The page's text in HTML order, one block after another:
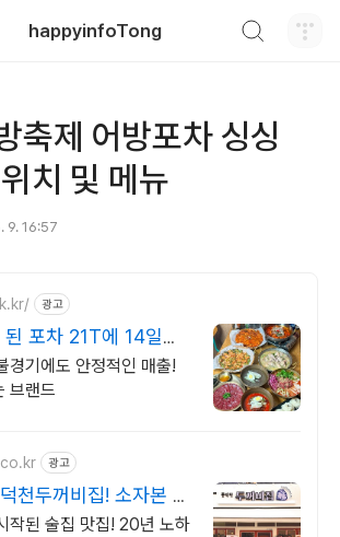
happyinfoTong
축제 어방포차 싱싱
치 및 메뉴
9. 16:57
광고
포차 21T에 14일만
경기에도 안정적인 매출!
브랜드
광고
천두꺼비집! 소자본 창
작된 술집 맛집! 20년 노하